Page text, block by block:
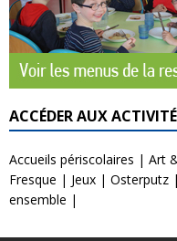
ACCÉDER AUX
Accueils périscolaires | Art
Fresque | Jeux | Osterputz |
ensemble |